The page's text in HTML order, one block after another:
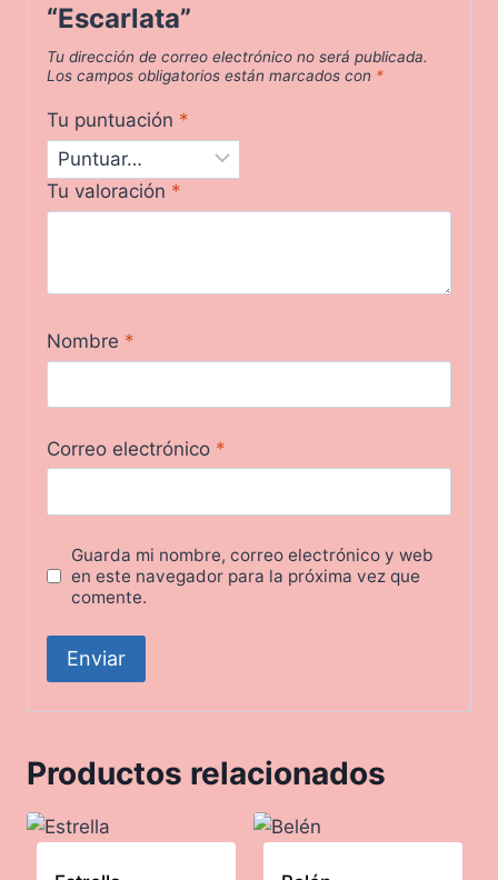
“Escarlata”
Tu dirección de correo electrónico no será publicada.
Los campos obligatorios están marcados con *
Tu puntuación *
Tu valoración *
Nombre *
Correo electrónico *
Guarda mi nombre, correo electrónico y web
en este navegador para la próxima vez que
comente.
Productos relacionados